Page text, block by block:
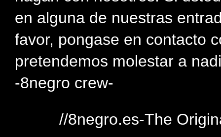
en alguna de nuestras
favor, pongase en contacto
pretendemos molestar a
-8negro crew-
//8negro.es-The